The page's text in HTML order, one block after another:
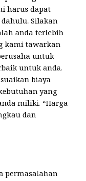
harus dapat
Silakan
anda terlebih
kami tawarkan
untuk
untuk anda.
biaya
yang
miliki. “Harga
dan
permasalahan